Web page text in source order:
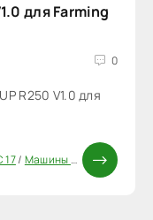
для Farming
0
R250 V1.0 для
17/ Машины для FS17